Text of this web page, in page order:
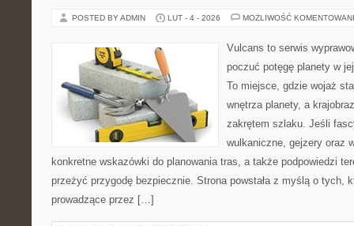
POSTED BY ADMIN LUT - 4 - 2026 MOŻLIWOŚĆ
Vulcans to serwis
poczuć potęgę planety w
To miejsce, gdzie wojaż
wnętrza planety, a
zakrętem szlaku. Jeśli
wulkaniczne, gejzery oraz
konkretne wskazówki do planowania tras, a także podpowiedzi
przeżyć przygodę bezpiecznie. Strona powstała z myślą o tych,
prowadzące przez […]